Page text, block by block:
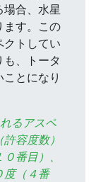
場合、水星
ます。この
クトしてい
、トータ
とになり
るアスペ
容度数）
番目）、
度（４番